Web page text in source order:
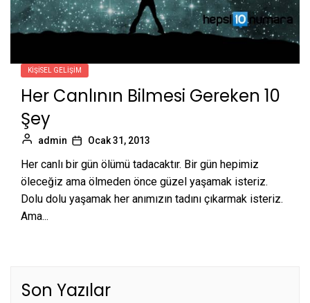
KIŞISEL GELIŞIM
Her Canlının Bilmesi Gereken 10
Şey
admin Ocak 31, 2013
Her canlı bir gün ölümü tadacaktır. Bir gün hepimiz
öleceğiz ama ölmeden önce güzel yaşamak isteriz.
Dolu dolu yaşamak her anımızın tadını çıkarmak isteriz.
Ama...
Son Yazılar